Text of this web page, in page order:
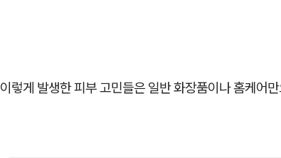
이렇게 발생한 피부 고민들은 일반 화장품이나 홈케어